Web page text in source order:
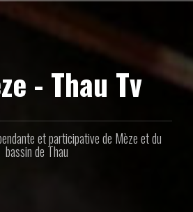
- Thau Tv
et participative de Mèze et du
bassin de Thau